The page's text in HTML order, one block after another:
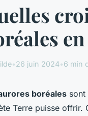
•26 juin 2024•6 min
boréales sont
Terre puisse offrir.